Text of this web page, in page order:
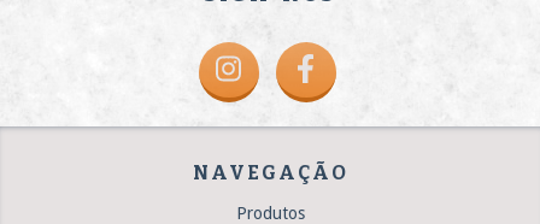
NAVEGAÇÃO
Produtos